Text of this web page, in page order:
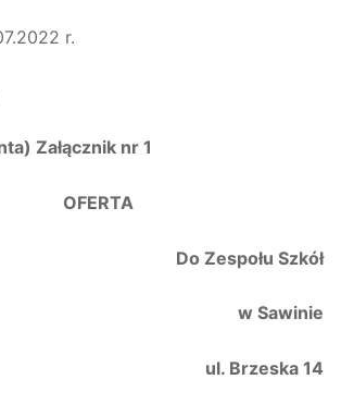
r.
Załącznik nr 1
OFERTA
Do Zespołu Szkół
w Sawinie
ul. Brzeska 14